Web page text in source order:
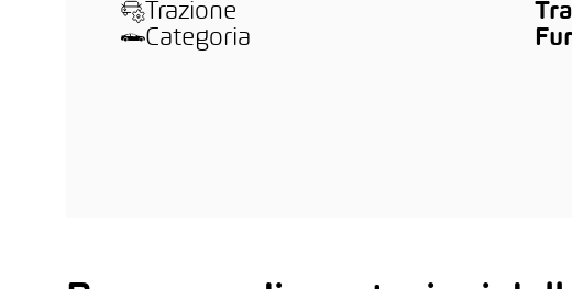
Trazione
Categoria